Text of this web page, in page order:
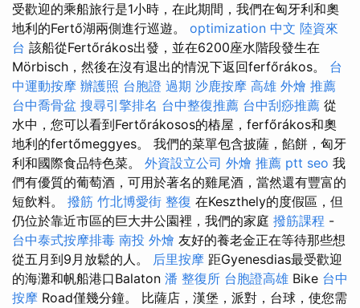
受歡迎的乘船旅行是1小時，在此期間，我們在匈牙利和奧
地利的Fertő湖兩側進行巡遊。 optimization 中文 陸資來
台 該船從Fertőrákos出發，並在6200座水階段發生在
Mörbisch，然後在沒有退出的情況下返回ferfőrákos。 台
中運動按摩 辦護照 台胞證 過期 沙鹿按摩 高雄 外燴 推薦
台中喬骨盆 搜尋引擎排名 台中整復推薦 台中刮痧推薦 從
水中，您可以看到Fertőrákosos的樁屋，ferfőrákos和奧
地利的fertőmeggyes。 我們的菜單包含披薩，餡餅，匈牙
利和國際食品特色菜。 外資設立公司 外燴 推薦 ptt seo 我
們有優質的葡萄酒，可用於著名的雞尾酒，當然還有豐富的
短飲料。 撥筋 竹北博愛街 整復 在Keszthely的度假區，但
仍位於靠近市區的巨大井公園裡，我們的家庭 撥筋課程 -
台中泰式按摩排毒 南投 外燴 友好的養老金正在等待那些想
從五月到9月放鬆的人。 后里按摩 距Gyenesdias最受歡迎
的海灘和帆船港口Balaton 潘 整復所 台胞證高雄 Bike 台中
按摩 Road僅幾分鐘。 比薩店，漢堡，派對，台球，使您需